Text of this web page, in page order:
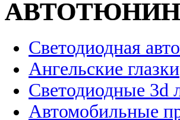
Светодиодная
Ангельские глазки
Светодиодные 3d
Автомобильные